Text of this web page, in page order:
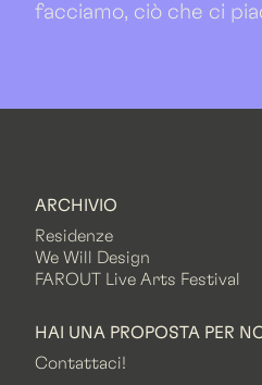
facciamo, ciò che ci
ARCHIVIO
Residenze
We Will Design
FAROUT Live Arts Festival
HAI UNA PROPOSTA PER
Contattaci!